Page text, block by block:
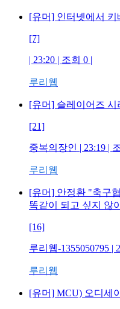
[유머] 인터넷에서 키
[7]
| 23:20 | 조회 0 |
루리웹
[유머] 슬레이어즈 시
[21]
중복의장인 | 23:19 |
루리웹
[유머] 안정환 "축구
똑같이 되고 싶지 않
[16]
루리웹-1355050795 |
루리웹
[유머] MCU) 오디세